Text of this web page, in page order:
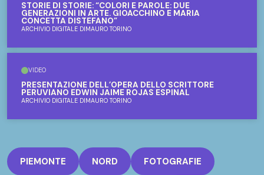
STORIE DI STORIE: “COLORI E PAROLE: DUE
GENERAZIONI IN ARTE. GIOACCHINO E MARIA
CONCETTA DISTEFANO”
ARCHIVIO DIGITALE DIMAURO TORINO
VIDEO
PRESENTAZIONE DELL’OPERA DELLO SCRITTORE
PERUVIANO EDWIN JAIME ROJAS ESPINAL
ARCHIVIO DIGITALE DIMAURO TORINO
PIEMONTE NORD FOTOGRAFIE